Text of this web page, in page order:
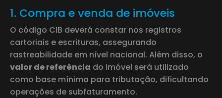
1. Compra e venda de imóveis
O código CIB deverá constar nos registros
cartoriais e escrituras, assegurando
rastreabilidade em nível nacional. Além disso, o
valor de referência do imóvel será utilizado
como base mínima para tributação, dificultando
operações de subfaturamento.